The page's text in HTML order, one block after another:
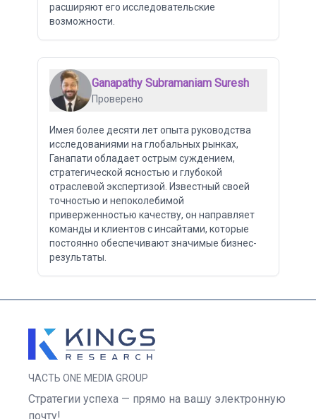
расширяют его исследовательские
возможности.
Ganapathy Subramaniam Suresh
Проверено
Имея более десяти лет опыта руководства
исследованиями на глобальных рынках,
Ганапати обладает острым суждением,
стратегической ясностью и глубокой
отраслевой экспертизой. Известный своей
точностью и непоколебимой
приверженностью качеству, он направляет
команды и клиентов с инсайтами, которые
постоянно обеспечивают значимые бизнес-
результаты.
ЧАСТЬ ONE MEDIA GROUP
Стратегии успеха — прямо на вашу электронную
почту!